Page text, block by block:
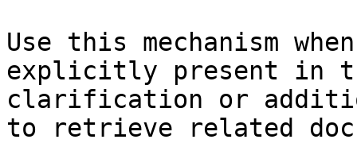
Use this mechanism
explicitly present in
clarification or